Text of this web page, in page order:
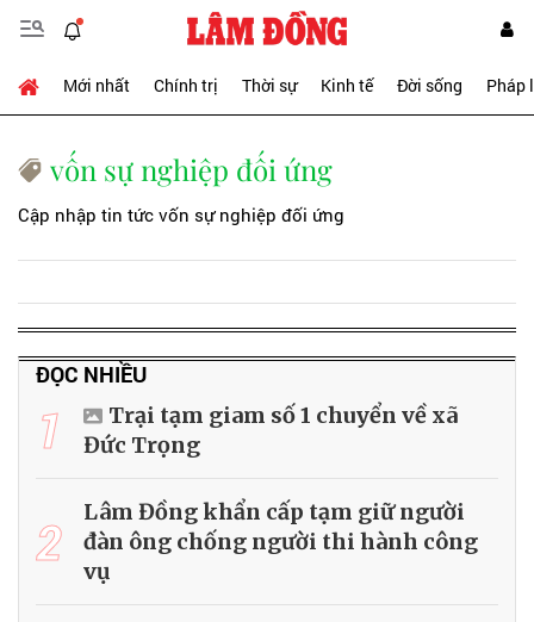
Mới nhất Chính trị Thời sự Kinh tế Đời sống Pháp
vốn sự nghiệp đối ứng
Cập nhập tin tức vốn sự nghiệp đối ứng
ĐỌC NHIỀU
1
Trại tạm giam số 1 chuyển về xã
Đức Trọng
2
Lâm Đồng khẩn cấp tạm giữ người
đàn ông chống người thi hành công
vụ